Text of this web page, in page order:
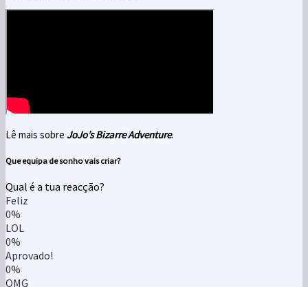
Lê mais sobre JoJo’s Bizarre Adventure.
Que equipa de sonho vais criar?
Qual é a tua reacção?
Feliz
0%
LOL
0%
Aprovado!
0%
OMG